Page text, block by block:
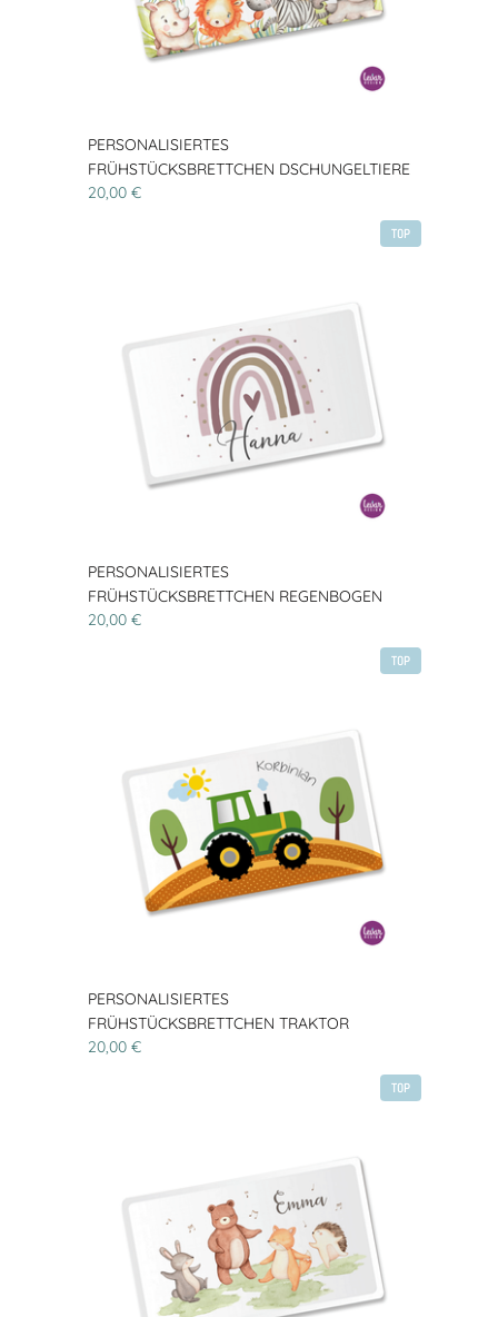
PERSONALISIERTES
FRÜHSTÜCKSBRETTCHEN DSCHUNGELTIERE
20,00 €
TOP
PERSONALISIERTES
FRÜHSTÜCKSBRETTCHEN REGENBOGEN
20,00 €
TOP
PERSONALISIERTES
FRÜHSTÜCKSBRETTCHEN TRAKTOR
20,00 €
TOP